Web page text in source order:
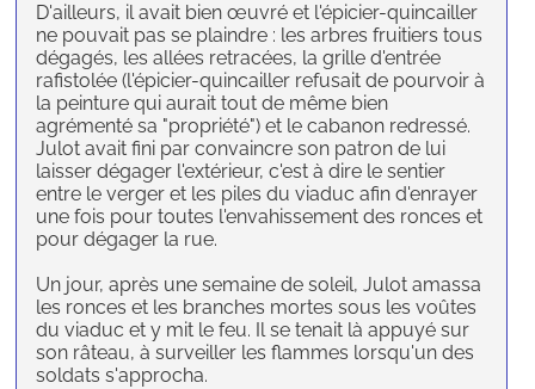
D'ailleurs, il avait bien œuvré et l'épicier-quincailler
ne pouvait pas se plaindre : les arbres fruitiers tous
dégagés, les allées retracées, la grille d'entrée
rafistolée (l'épicier-quincailler refusait de pourvoir à
la peinture qui aurait tout de même bien
agrémenté sa "propriété") et le cabanon redressé.
Julot avait fini par convaincre son patron de lui
laisser dégager l'extérieur, c'est à dire le sentier
entre le verger et les piles du viaduc afin d'enrayer
une fois pour toutes l'envahissement des ronces et
pour dégager la rue.
Un jour, après une semaine de soleil, Julot amassa
les ronces et les branches mortes sous les voûtes
du viaduc et y mit le feu. Il se tenait là appuyé sur
son râteau, à surveiller les flammes lorsqu'un des
soldats s'approcha.